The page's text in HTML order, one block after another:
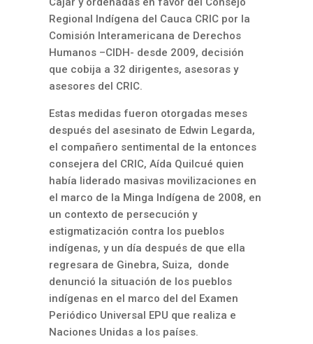
Regional Indígena del Cauca CRIC por la
Comisión Interamericana de Derechos
Humanos –CIDH- desde 2009, decisión
que cobija a 32 dirigentes, asesoras y
asesores del CRIC.
Estas medidas fueron otorgadas meses
después del asesinato de Edwin Legarda,
el compañero sentimental de la entonces
consejera del CRIC, Aída Quilcué quien
había liderado masivas movilizaciones en
el marco de la Minga Indígena de 2008, en
un contexto de persecución y
estigmatización contra los pueblos
indígenas, y un día después de que ella
regresara de Ginebra, Suiza, donde
denunció la situación de los pueblos
indígenas en el marco del del Examen
Periódico Universal EPU que realiza e
Naciones Unidas a los países.